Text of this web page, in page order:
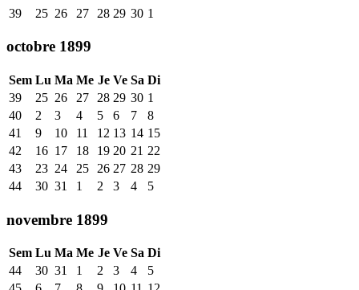
39
25 26 27 28 29 30 1
octobre 1899
Sem Lu Ma Me Je Ve Sa Di
39
25 26 27 28 29 30 1
40
2 3 4 5 6 7
8
41
9 10 11 12 13 14 15
42
16 17 18 19 20 21 22
43
23 24 25 26 27 28 29
44
30 31 1 2 3 4 5
novembre 1899
Sem Lu Ma Me Je Ve Sa Di
44
30 31 1 2 3 4
5